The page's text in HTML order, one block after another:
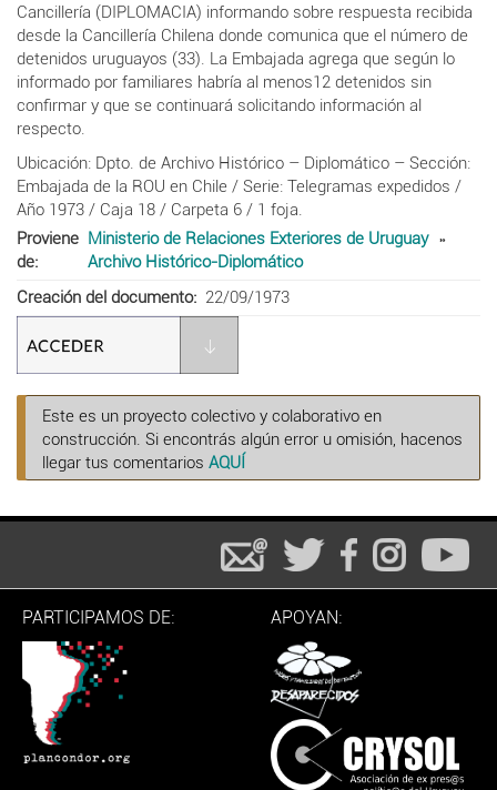
Cancillería (DIPLOMACIA) informando sobre respuesta recibida
desde la Cancillería Chilena donde comunica que el número de
detenidos uruguayos (33). La Embajada agrega que según lo
informado por familiares habría al menos12 detenidos sin
confirmar y que se continuará solicitando información al
respecto.
Ubicación: Dpto. de Archivo Histórico – Diplomático – Sección:
Embajada de la ROU en Chile / Serie: Telegramas expedidos /
Año 1973 / Caja 18 / Carpeta 6 / 1 foja.
Proviene
de
Ministerio de Relaciones Exteriores de Uruguay
Archivo Histórico-Diplomático
Creación del documento
22/09/1973
Este es un proyecto colectivo y colaborativo en
construcción. Si encontrás algún error u omisión, hacenos
llegar tus comentarios AQUÍ
PARTICIPAMOS DE: APOYAN: